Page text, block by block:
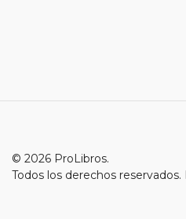
© 2026 ProLibros.
Todos los derechos reservados.